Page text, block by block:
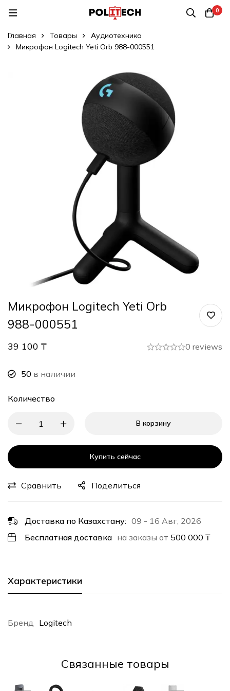
0
Главная Товары
Аудиотехника
Микрофон Logitech Yeti Orb 988-000551
Микрофон Logitech Yeti Orb
988-000551
39 100 ₸ 0 reviews
50 в наличии
Количество
В корзину
Купить сейчас
Сравнить Поделиться
Доставка по Казахстану: 09 - 16 Авг, 2026
Бесплатная доставка на заказы от 500 000 ₸
Характеристики
Бренд Logitech
Cвязанные товары